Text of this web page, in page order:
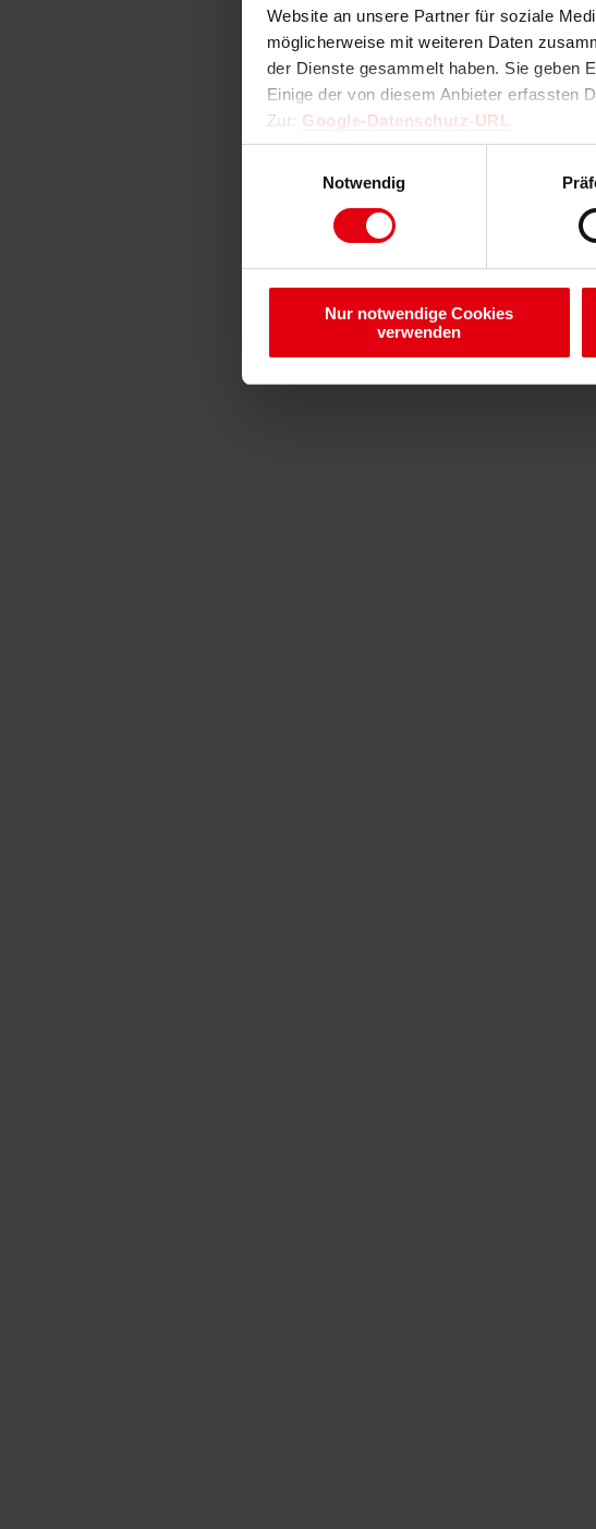
Website an unsere Partner für soziale
möglicherweise mit weiteren Daten
der Dienste gesammelt haben. Sie geben
Einige der von diesem Anbieter erfassten
Zur: Google-Datenschutz-URL
Notwendig
Nur notwendige Cookies
verwenden